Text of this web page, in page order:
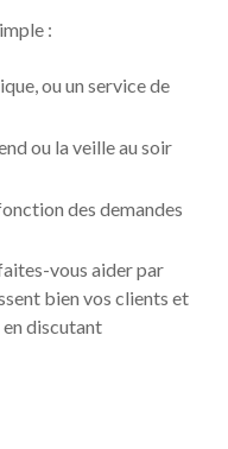
:
ou un service de
ou la veille au soir
des demandes
vous aider par
bien vos clients et
discutant